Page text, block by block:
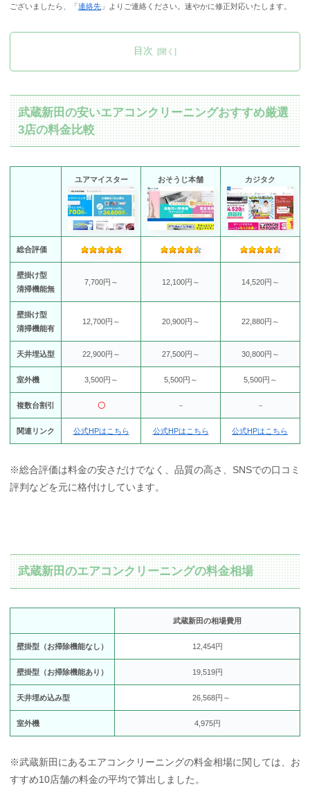
ございましたら、「連絡先 」よりご連絡ください。速やかに修正対応いたします。
目次
武蔵新田の安いエアコンクリーニングおすすめ厳選
3店の料金比較
ユアマイスター おそうじ本舗 カジタク
総合評価
壁掛け型
清掃機能無
7,700円～ 12,100円～ 14,520円～
壁掛け型
清掃機能有
12,700円～ 20,900円～ 22,880円～
天井埋込型 22,900円～ 27,500円～ 30,800円～
室外機 3,500円～ 5,500円～ 5,500円～
複数台割引 〇 － －
関連リンク 公式HPはこちら 公式HPはこちら 公式HPはこちら
※総合評価は料金の安さだけでなく、品質の高さ、SNSでの口コミ
評判などを元に格付けしています。
武蔵新田のエアコンクリーニングの料金相場
武蔵新田の相場費用
壁掛型（お掃除機能なし） 12,454円
壁掛型（お掃除機能あり） 19,519円
天井埋め込み型 26,568円～
室外機 4,975円
※武蔵新田にあるエアコンクリーニングの料金相場に関しては、お
すすめ10店舗の料金の平均で算出しました。